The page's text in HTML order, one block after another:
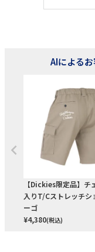
AIによる
【Dickies限定品】チ
入りT/Cストレッチシ
ーゴ
¥4,380(税込)